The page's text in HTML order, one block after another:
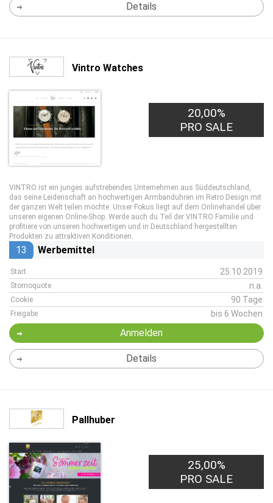
Details
Vintro Watches
20,00%
PRO SALE
VINTRO ist ein junges aufstrebendes Unternehmen aus Süddeutschland,
das seine Leidenschaft an hochwertigen Armbanduhren im Retro Design mit
der ganzen Welt teilen möchte. Unser Fokus liegt auf dem Onlinehandel über
unseren eigenen Online-Shop. Werde auch du Teil der VINTRO Familie und
profitiere von unseren hochwertigen und in Deutschland hergestellten
Produkten zu attraktiven Konditionen.
13 Werbemittel
Start 25.10.2019
Stornoquote n.a.
Cookie 90 Tage
Freigabe bis 6 Wochen
Anmelden
Details
Pallhuber
25,00%
PRO SALE